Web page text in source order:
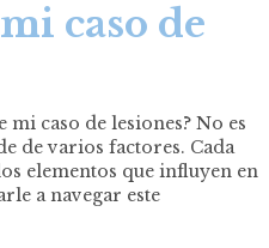
caso de
mi caso de lesiones? No es
de varios factores. Cada
elementos que influyen en
a navegar este